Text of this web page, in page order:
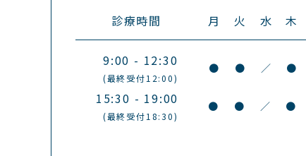
診療時間 月 火 水 木
9:00 - 12:30
(最終受付12:00)
● ● ／ ●
15:30 - 19:00
(最終受付18:30)
● ● ／ ●